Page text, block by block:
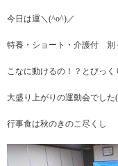
今日は運＼(^o^)／
特養・ショート・介護付 別
こなに動けるの！？とびっ
大盛り上がりの運動会でし
行事食は秋のきのこ尽くし